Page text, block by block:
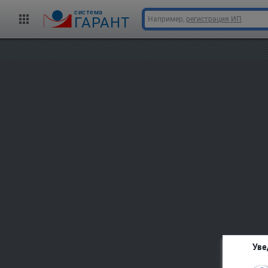
cистема
ГАРАНТ Например, регистрация ИП